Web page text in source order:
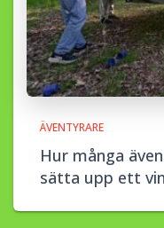
ÄVENTYRARE
Hur många
sätta upp ett